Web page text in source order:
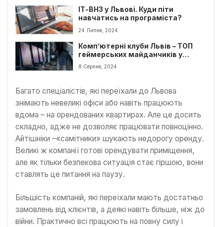
ІТ-ВНЗ у Львові. Куди піти
навчатись на програміста?
24 Липня, 2024
Комп’ютерні клуби Львів – ТОП
геймерських майданчиків у
Львові
8 Серпня, 2024
Багато спеціалістів, які переїхали до Львова
знімають невеликі офіси або навіть працюють
вдома – на орендованих квартирах. Але це досить
складно, адже не дозволяє працювати повноцінно.
Айтішніки –«самітники» шукають недорогу оренду.
Великі ж компанії готові орендувати приміщення,
але як тільки безпекова ситуація стає гіршою, вони
ставлять це питання на паузу.
Більшість компаній, які переїхали мають достатньо
замовлень від клієнтів, а деякі навіть більше, ніж до
війни. Практично всі працюють на повну силу і